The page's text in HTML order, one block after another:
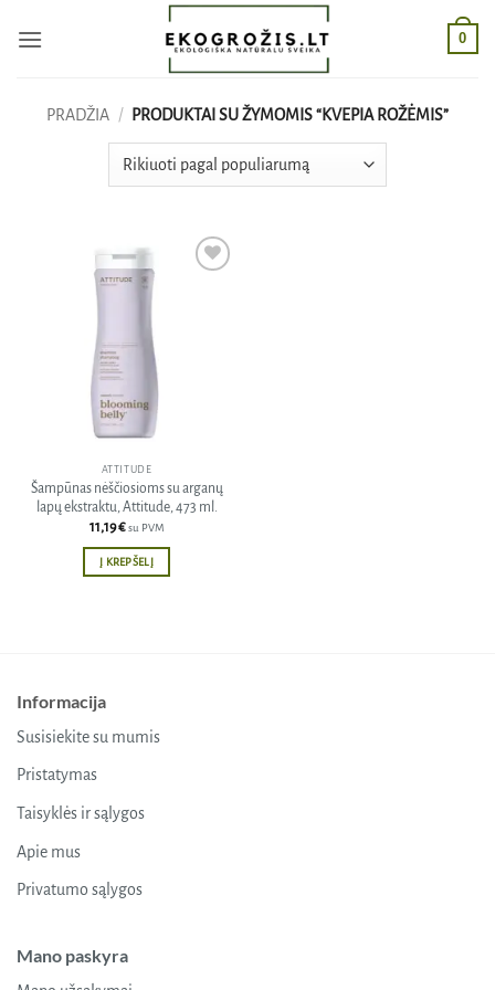
0
PRADŽIA / PRODUKTAI SU ŽYMOMIS “KVEPIA ROŽĖMIS”
ATTITUDE
Šampūnas nėščiosioms su arganų
lapų ekstraktu, Attitude, 473 ml.
11,19€ su PVM
Į KREPŠELĮ
Informacija
Susisiekite su mumis
Pristatymas
Taisyklės ir sąlygos
Apie mus
Privatumo sąlygos
Mano paskyra